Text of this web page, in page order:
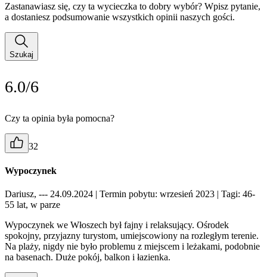
Zastanawiasz się, czy ta wycieczka to dobry wybór? Wpisz pytanie,
a dostaniesz podsumowanie wszystkich opinii naszych gości.
Szukaj
6.0/6
Czy ta opinia była pomocna?
32
Wypoczynek
Dariusz, --- 24.09.2024 | Termin pobytu: wrzesień 2023 | Tagi: 46-
55 lat, w parze
Wypoczynek we Włoszech był fajny i relaksujący. Ośrodek
spokojny, przyjazny turystom, umiejscowiony na rozległym terenie.
Na plaży, nigdy nie było problemu z miejscem i leżakami, podobnie
na basenach. Duże pokój, balkon i łazienka.